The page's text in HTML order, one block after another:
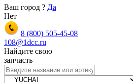
Ваш город ? Да
Нет
8 (800) 505-45-08
108@1dcc.ru
Найдите свою
запчасть